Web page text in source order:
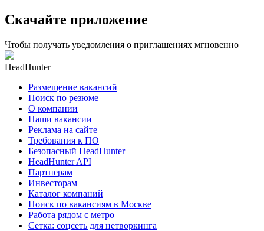
Скачайте приложение
Чтобы получать уведомления о приглашениях мгновенно
HeadHunter
Размещение вакансий
Поиск по резюме
О компании
Наши вакансии
Реклама на сайте
Требования к ПО
Безопасный HeadHunter
HeadHunter API
Партнерам
Инвесторам
Каталог компаний
Поиск по вакансиям в Москве
Работа рядом с метро
Сетка: соцсеть для нетворкинга